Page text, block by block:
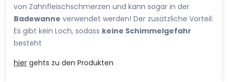
von Zahnfleischschmerzen und kann sogar in der
Badewanne verwendet werden! Der zusätzliche Vorteil:
Es gibt kein Loch, sodass keine Schimmelgefahr
besteht
hier gehts zu den Produkten